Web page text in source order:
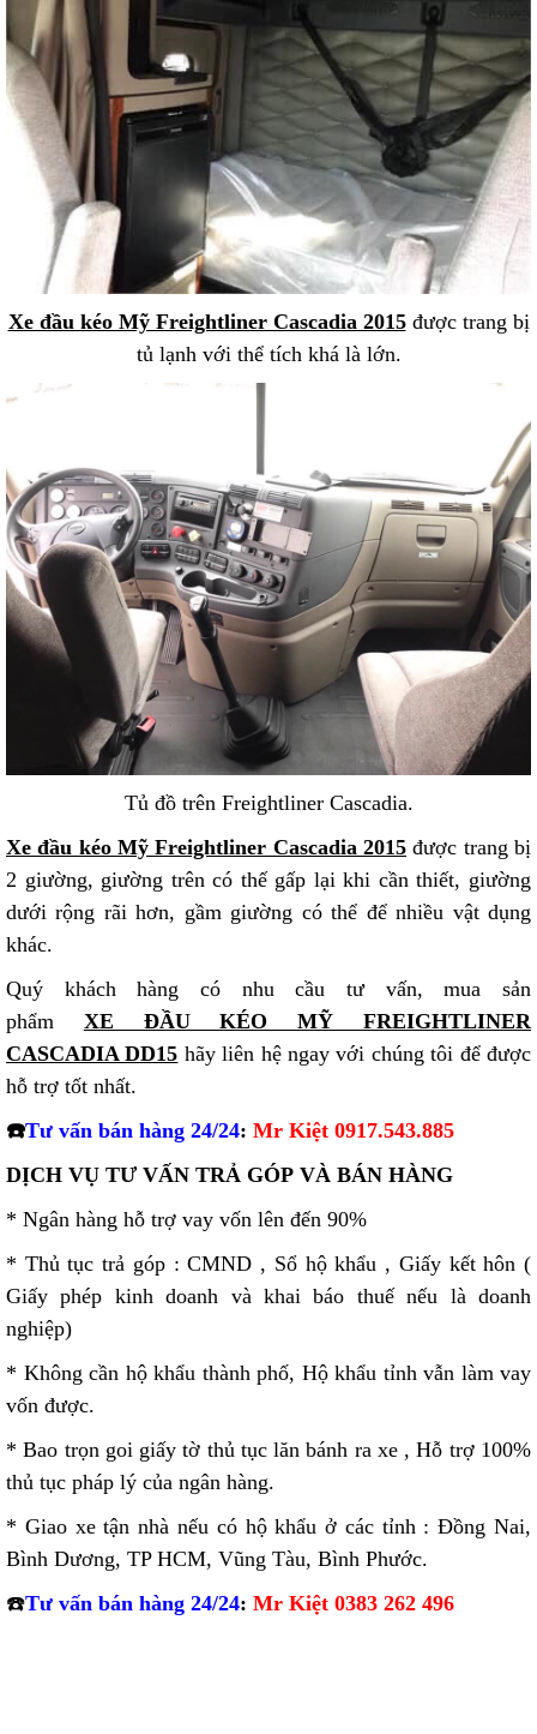
Xe đầu kéo Mỹ Freightliner Cascadia 2015được trang bị
tủ lạnh với thể tích khá là lớn.
Tủ đồ trên Freightliner Cascadia.
Xe đầu kéo Mỹ Freightliner Cascadia 2015 được trang bị
2 giường, giường trên có thế gấp lại khi cần thiết, giường
dưới rộng rãi hơn, gầm giường có thể để nhiều vật dụng
khác.
Quý khách hàng có nhu cầu tư vấn, mua sản
phẩm XE ĐẦU KÉO MỸ FREIGHTLINER
CASCADIA DD15 hãy liên hệ ngay với chúng tôi để được
hỗ trợ tốt nhất.
☎️Tư vấn bán hàng 24/24: Mr Kiệt 0917.543.885
DỊCH VỤ TƯ VẤN TRẢ GÓP VÀ BÁN HÀNG
* Ngân hàng hỗ trợ vay vốn lên đến 90%
* Thủ tục trả góp : CMND , Sổ hộ khẩu , Giấy kết hôn (
Giấy phép kinh doanh và khai báo thuế nếu là doanh
nghiệp)
* Không cần hộ khẩu thành phố, Hộ khẩu tỉnh vẫn làm vay
vốn được.
* Bao trọn goi giấy tờ thủ tục lăn bánh ra xe , Hỗ trợ 100%
thủ tục pháp lý của ngân hàng.
* Giao xe tận nhà nếu có hộ khẩu ở các tỉnh : Đồng Nai,
Bình Dương, TP HCM, Vũng Tàu, Bình Phước.
☎️Tư vấn bán hàng 24/24: Mr Kiệt 0383 262 496